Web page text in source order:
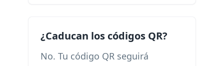
¿Caducan los códigos QR?
No. Tu código QR seguirá